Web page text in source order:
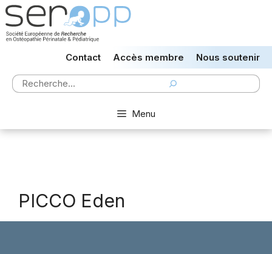
Aller
au
contenu
Contact Accès membre Nous soutenir
Rechercher
Menu
PICCO Eden